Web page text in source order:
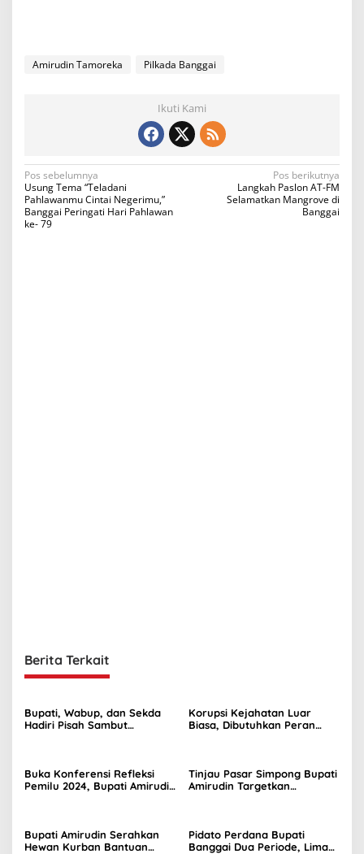
Amirudin Tamoreka Pilkada Banggai
Ikuti Kami
N
a
v
Pos sebelumnya
Usung Tema “Teladani
Pahlawanmu Cintai Negerimu,”
Banggai Peringati Hari Pahlawan
ke- 79
Pos berikutnya
Langkah Paslon AT-FM
Selamatkan Mangrove di
Banggai
Berita Terkait
Bupati, Wabup, dan Sekda
Hadiri Pisah Sambut
Korupsi Kejahatan Luar
Biasa, Dibutuhkan Peran
Buka Konferensi Refleksi
Pemilu 2024, Bupati Amirudin
Tinjau Pasar Simpong Bupati
Amirudin Targetkan
Bupati Amirudin Serahkan
Hewan Kurban Bantuan
Pidato Perdana Bupati
Banggai Dua Periode, Lima